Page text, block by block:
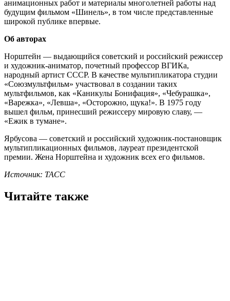
анимационных работ и материалы многолетней работы над
будущим фильмом «Шинель», в том числе представленные
широкой публике впервые.
Об авторах
Норштейн — выдающийся советский и российский режиссер
и художник-аниматор, почетный профессор ВГИКа,
народный артист СССР. В качестве мультипликатора студии
«Союзмультфильм» участвовал в создании таких
мультфильмов, как «Каникулы Бонифация», «Чебурашка»,
«Варежка», «Левша», «Осторожно, щука!». В 1975 году
вышел фильм, принесший режиссеру мировую славу, —
«Ежик в тумане».
Ярбусова — советский и российский художник-постановщик
мультипликационных фильмов, лауреат президентской
премии. Жена Норштейна и художник всех его фильмов.
Источник: ТАСС
Читайте также